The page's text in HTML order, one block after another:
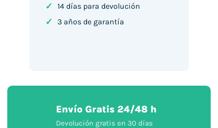
✓ 14 días para devolución
✓ 3 años de garantía
Envío Gratis 24/48 h
Devolución gratis en 30 días